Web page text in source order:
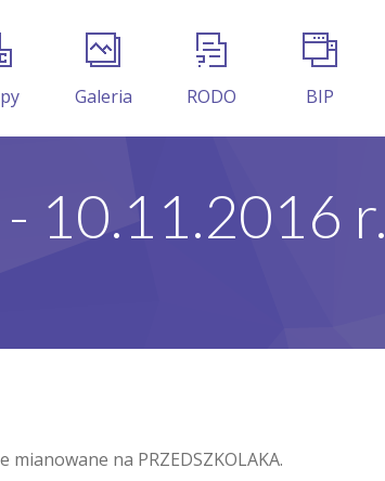
Galeria RODO BIP
- 10.11.2016 r.
na PRZEDSZKOLAKA.